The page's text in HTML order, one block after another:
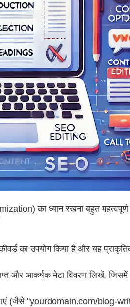
का ध्यान रखना बहुत
का उपयोग किया है और यह
और आकर्षक मेटा विवरण लिखें, जिसमें
(जैसे "yourdomain.com/blog-